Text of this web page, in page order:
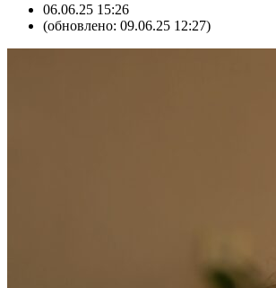
06.06.25 15:26
(обновлено: 09.06.25 12:27)